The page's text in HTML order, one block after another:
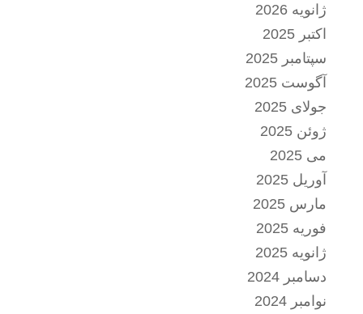
ژانویه 2026
اکتبر 2025
سپتامبر 2025
آگوست 2025
جولای 2025
ژوئن 2025
می 2025
آوریل 2025
مارس 2025
فوریه 2025
ژانویه 2025
دسامبر 2024
نوامبر 2024